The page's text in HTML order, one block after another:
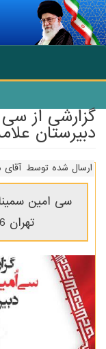
انتقال به محتوای اصلی
گزارشی از
دبیرستان
ارسال شده توسط
سی امین
تهران 16 الی 18 اسفند برگزار گردید